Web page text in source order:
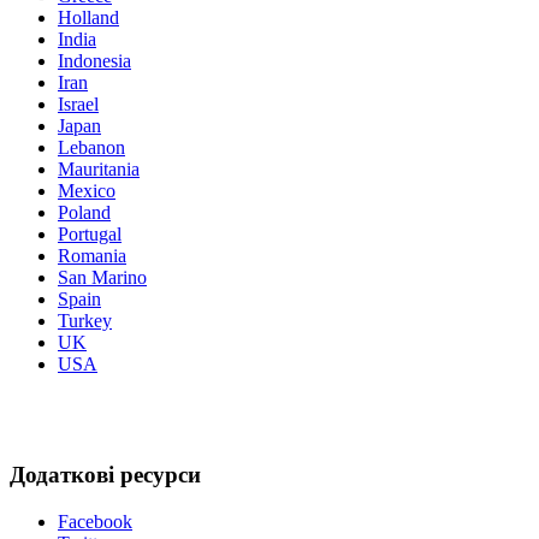
Holland
India
Indonesia
Iran
Israel
Japan
Lebanon
Mauritania
Mexico
Poland
Portugal
Romania
San Marino
Spain
Turkey
UK
USA
Додаткові ресурси
Facebook